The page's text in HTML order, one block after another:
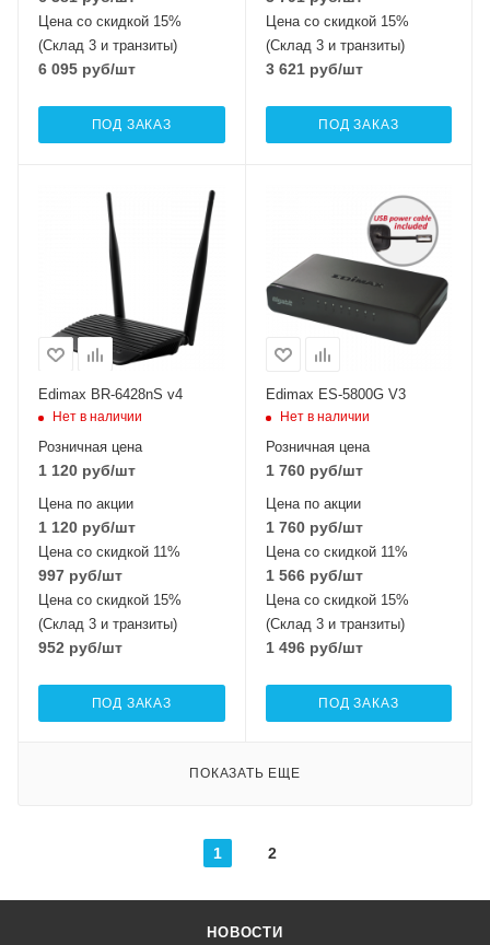
Цена со скидкой 15%
(Склад 3 и транзиты)
6 095 руб/шт
ПОД ЗАКАЗ
Цена со скидкой 15%
(Склад 3 и транзиты)
3 621руб/шт
ПОД ЗАКАЗ
Wi-Fi интерфейсы
2.4 ГГц 802.11b/g/n
Edimax BR-6428nS v4
Нет в наличии
Розничная цена
1 120 руб/шт
Цена по акции
1 120 руб/шт
Цена со скидкой 11%
997 руб/шт
Цена со скидкой 15%
(Склад 3 и транзиты)
952 руб/шт
ПОД ЗАКАЗ
Edimax ES-5800G V3
Нет в наличии
Розничная цена
1 760руб/шт
Цена по акции
1 760руб/шт
Цена со скидкой 11%
1 566руб/шт
Цена со скидкой 15%
(Склад 3 и транзиты)
1 496руб/шт
ПОД ЗАКАЗ
ПОКАЗАТЬ ЕЩЕ
1 2
НОВОСТИ